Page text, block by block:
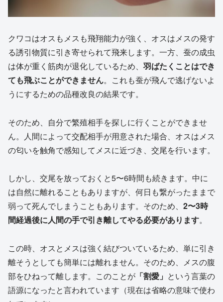
クワコはオスもメスも飛翔能力が強く、オスはメスの発す
る誘引物質に引き寄せられて飛来します。一方、蚕の成虫
は体が重く筋肉が退化しているため、 羽ばたくことはでき
ても飛ぶことができません。これも蚕が飛んで逃げないよ
うにするための品種改良の結果です。
そのため、自分で繁殖相手を探しに行くことができませ
ん。人間によって交配相手が用意された場合、オスはメス
の匂いを触角で感知してメスに近づき、交尾を行います。
しかし、交尾を放っておくと5〜6時間も続きます。中に
は自然に離れることもありますが、何日も繋がったままで
弱って死んでしまうこともあります。そのため、 2〜3時
間経過後に人間の手で引き離してやる必要があります。
この時、オスとメスは強く結びついているため、単に引き
離そうとしても簡単には離れません。そのため、メスの腹
部をひねって離します。このことが 「割愛」 という言葉の
語源になったと言われています（現在は省略の意味で使わ